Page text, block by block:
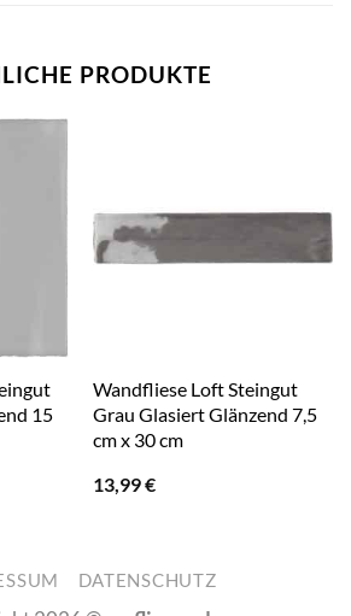
PRODUKTE
15
Wandfliese Loft Steingut
Grau Glasiert Glänzend 7,5
cm x 30 cm
13,99€
DATENSCHUTZ